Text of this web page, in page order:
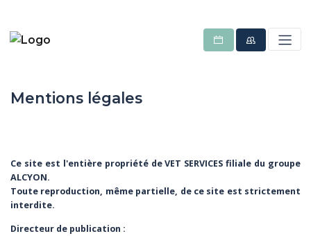
Mentions légales
Ce site est l'entière propriété de VET SERVICES filiale du groupe
ALCYON.
Toute reproduction, même partielle, de ce site est strictement
interdite.
Directeur de publication :